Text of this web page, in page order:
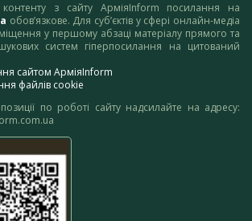
з сайту АрміяInform посилання на
обов’язкове. Для суб’єктів у сфері онлайн-медіа
у першому абзаці матеріалу прямого та
систем гіперпосилання на цитований
сайтом АрміяInform
файлів cookie
по роботі сайту надсилайте на адресу: